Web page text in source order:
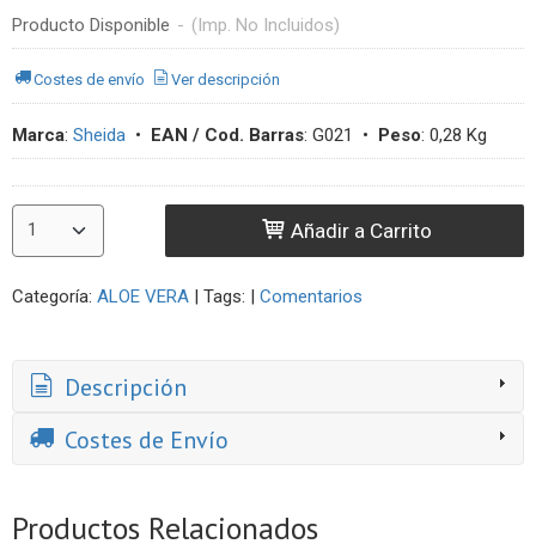
Producto Disponible - (Imp. No Incluidos)
Costes de envío Ver descripción
Marca: Sheida • EAN / Cod. Barras: G021 • Peso: 0,28 Kg
Añadir a Carrito
Categoría: ALOE VERA | Tags: | Comentarios
Descripción
Costes de Envío
Productos Relacionados